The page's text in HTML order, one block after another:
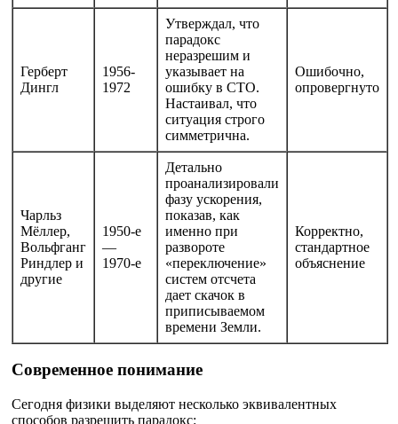
Герберт
Дингл
1956-
1972
Утверждал, что
парадокс
неразрешим и
указывает на
ошибку в СТО.
Настаивал, что
ситуация строго
симметрична.
Ошибочно,
опровергнуто
Чарльз
Мёллер,
Вольфганг
Риндлер и
другие
1950-е
—
1970-е
Детально
проанализировали
фазу ускорения,
показав, как
именно при
развороте
«переключение»
систем отсчета
дает скачок в
приписываемом
времени Земли.
Корректно,
стандартное
объяснение
Современное понимание
Сегодня физики выделяют несколько эквивалентных
способов разрешить парадокс: